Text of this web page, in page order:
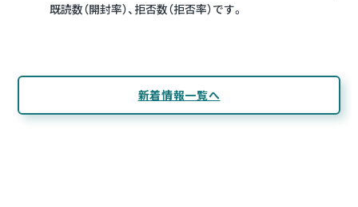
既読数（開封率）、拒否数（拒否率）です。
新着情報一覧へ